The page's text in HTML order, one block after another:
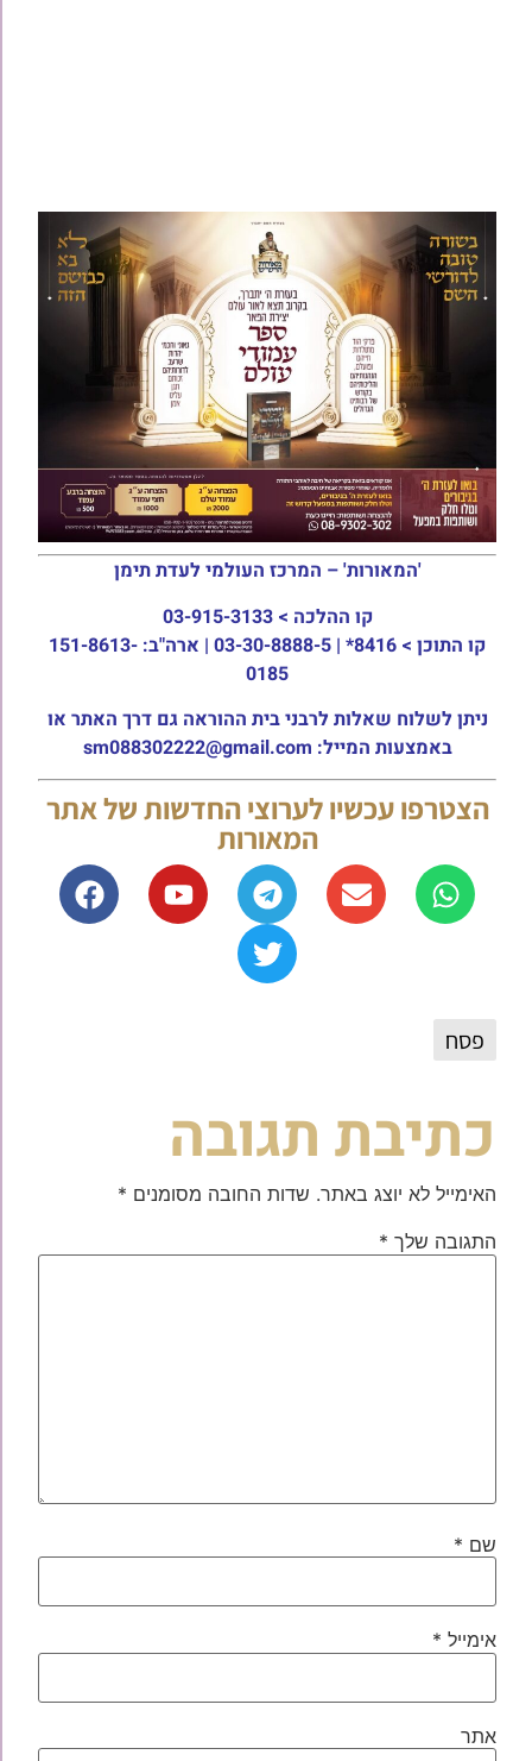
'המאורות' – המרכז העולמי לעדת תימן
קו ההלכה > 03-915-3133
קו התוכן >
8416* | 03-30-8888-5 | ארה"ב: 151-8613-
0185
ניתן לשלוח שאלות לרבני בית ההוראה גם דרך האתר או
באמצעות המייל: sm088302222@gmail.com
הצטרפו עכשיו לערוצי החדשות של אתר
המאורות
פסח
כתיבת תגובה
האימייל לא יוצג באתר. שדות החובה מסומנים *
התגובה שלך *
שם *
אימייל *
אתר